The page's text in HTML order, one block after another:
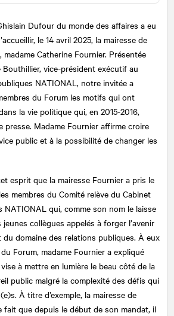
Dufour du monde des affaires a eu
le 14 avril 2025, la mairesse de
madame Catherine Fournier. Présentée
Bouthillier, vice-président exécutif au
NATIONAL , notre invitée a
du Forum les motifs qui ont
la vie politique qui, en 2015-2016,
presse. Madame Fournier affirme croire
public et à la possibilité de changer les
esprit que la mairesse Fournier a pris le
membres du Comité relève du Cabinet
NATIONAL qui, comme son nom le laisse
collègues appelés à forger l’avenir
domaine des relations publiques. À eux
Forum, madame Fournier a expliqué
à mettre en lumière le beau côté de la
public malgré la complexité des défis qui
À titre d’exemple, la mairesse de
fait que depuis le début de son mandat, il